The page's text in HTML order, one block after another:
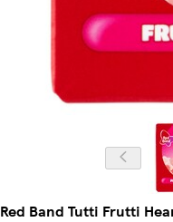
Red Band Tutti Frutti